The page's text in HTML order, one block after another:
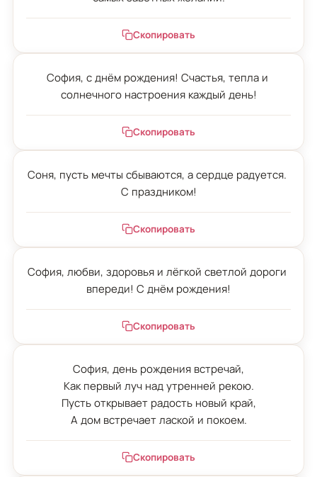
Скопировать
София, с днём рождения! Счастья, тепла и
солнечного настроения каждый день!
Скопировать
Соня, пусть мечты сбываются, а сердце радуется.
С праздником!
Скопировать
София, любви, здоровья и лёгкой светлой дороги
впереди! С днём рождения!
Скопировать
София, день рождения встречай,
Как первый луч над утренней рекою.
Пусть открывает радость новый край,
А дом встречает лаской и покоем.
Скопировать